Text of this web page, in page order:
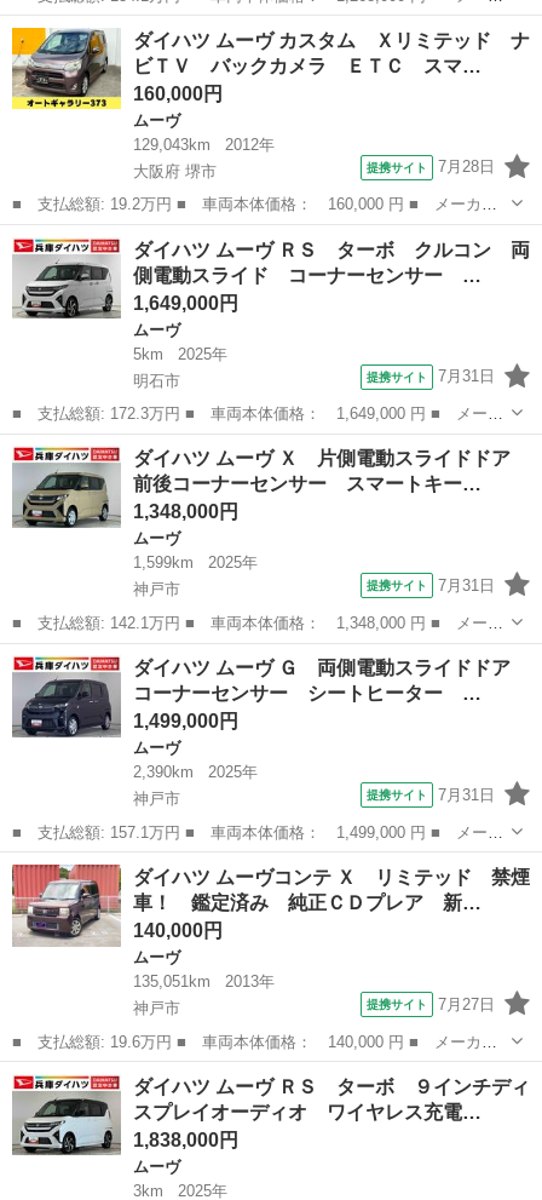
ー名： ダイハツ ■ 車種名： ムーヴ ■ グレード名： Ｌ 前後
コーナーセンサー ＬＥＤヘッドライト キーレス 走行無制限１年
保証 前...
兵庫 西宮市 ムーヴ
ダイハツ ムーヴ カスタム Ｘリミテッド ナ
ビＴＶ バックカメラ ＥＴＣ スマ…
160,000円
ムーヴ
129,043km
2012年
大阪府 堺市
提携サイト 7月28日
■ 支払総額: 19.2万円 ■ 車両本体価格： 160,000 円 ■ メーカー
名： ダイハツ ■ 車種名： ムーヴ ■ グレード名： カスタム
Ｘリミテッド ナビＴＶ バックカメラ ＥＴＣ スマートキー Ｈ
ＩＤ ベンチ...
大阪 堺市 ムーヴ
ダイハツ ムーヴ ＲＳ ターボ クルコン 両
側電動スライド コーナーセンサー …
1,649,000円
ムーヴ
5km
2025年
明石市
提携サイト 7月31日
■ 支払総額: 172.3万円 ■ 車両本体価格： 1,649,000 円 ■ メーカ
ー名： ダイハツ ■ 車種名： ムーヴ ■ グレード名： ＲＳ タ
ーボ クルコン 両側電動スライド コーナーセンサー 走行無制限
１年保証...
兵庫 明石市 ムーヴ
ダイハツ ムーヴ Ｘ 片側電動スライドドア
前後コーナーセンサー スマートキー…
1,348,000円
ムーヴ
1,599km
2025年
神戸市
提携サイト 7月31日
■ 支払総額: 142.1万円 ■ 車両本体価格： 1,348,000 円 ■ メーカ
ー名： ダイハツ ■ 車種名： ムーヴ ■ グレード名： Ｘ 片側
電動スライドドア 前後コーナーセンサー スマートキー 走行無制
限１年保...
兵庫 神戸市 ムーヴ
ダイハツ ムーヴ Ｇ 両側電動スライドドア
コーナーセンサー シートヒーター …
1,499,000円
ムーヴ
2,390km
2025年
神戸市
提携サイト 7月31日
■ 支払総額: 157.1万円 ■ 車両本体価格： 1,499,000 円 ■ メーカ
ー名： ダイハツ ■ 車種名： ムーヴ ■ グレード名： Ｇ 両側
電動スライドドア コーナーセンサー シートヒーター 走行無制限
１年保証...
兵庫 神戸市 ムーヴ
ダイハツ ムーヴコンテ Ｘ リミテッド 禁煙
車！ 鑑定済み 純正ＣＤプレア 新…
140,000円
ムーヴ
135,051km
2013年
神戸市
提携サイト 7月27日
■ 支払総額: 19.6万円 ■ 車両本体価格： 140,000 円 ■ メーカー
名： ダイハツ ■ 車種名： ムーヴコンテ ■ グレード名： Ｘ
リミテッド 禁煙車！ 鑑定済み 純正ＣＤプレア 新品ドライブレ
コーダー ス...
兵庫 神戸市 ムーヴ
ダイハツ ムーヴ ＲＳ ターボ ９インチディ
スプレイオーディオ ワイヤレス充電…
1,838,000円
ムーヴ
3km
2025年